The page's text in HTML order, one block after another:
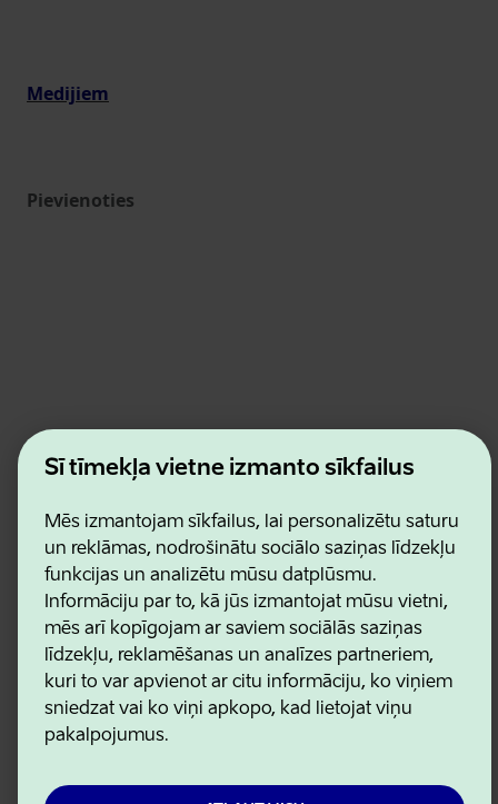
Šī tīmekļa vietne izmanto sīkfailus
Mēs izmantojam sīkfailus, lai personalizētu saturu
un reklāmas, nodrošinātu sociālo saziņas līdzekļu
funkcijas un analizētu mūsu datplūsmu.
Informāciju par to, kā jūs izmantojat mūsu vietni,
mēs arī kopīgojam ar saviem sociālās saziņas
līdzekļu, reklamēšanas un analīzes partneriem,
kuri to var apvienot ar citu informāciju, ko viņiem
sniedzat vai ko viņi apkopo, kad lietojat viņu
pakalpojumus.
Medijiem
Pievienoties
Estonian Business and Innovation Agency
Kontakti
Lietošanas noteikumi
Sīkdatņu un konfidencialitātes politika